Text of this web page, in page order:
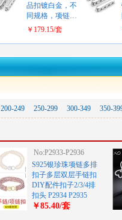
品扣镀白金，不
同规格，项链…
￥179.15/套
200-249 250-299 300-349 350-
No:P2933-P2936
S925银珍珠项链多排
扣子多层双层手链扣
DIY配件扣子2/3/4排
扣头 P2934 P2935
￥85.40/套